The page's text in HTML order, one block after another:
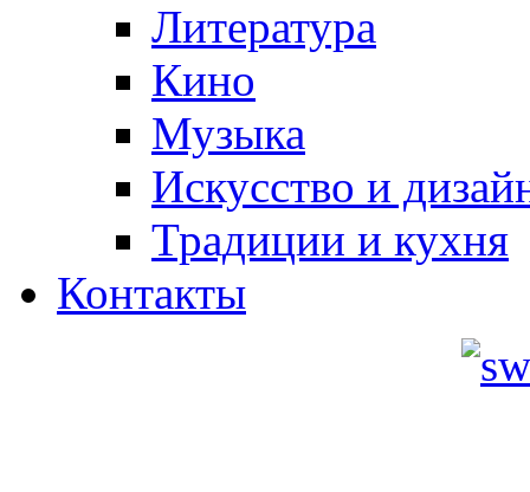
Литература
Кино
Музыка
Искусство и
Традиции и кухня
Контакты